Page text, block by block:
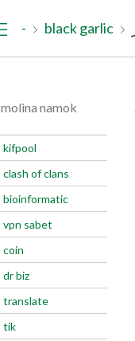
- black garlic
molina namok
kifpool
clash of clans
bioinformatic
vpn sabet
coin
dr biz
translate
tik